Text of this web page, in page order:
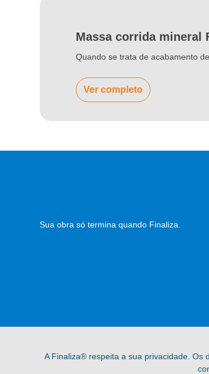
Massa corrida mineral
Quando se trata de acabamento
Ver completo
Sua obra só termina quando Finaliza.
A Finaliza® respeita a sua privacidade. Os